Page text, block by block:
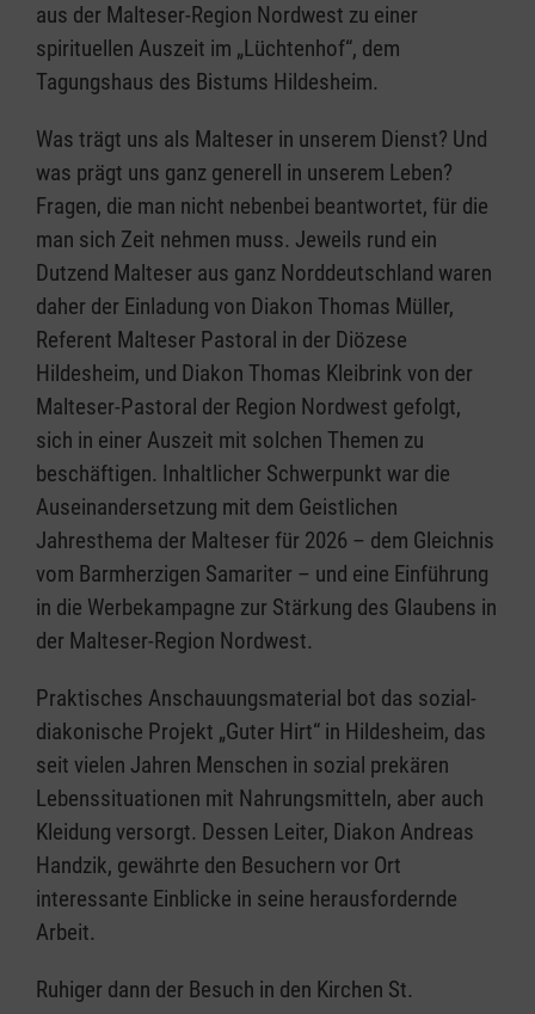
aus der Malteser-Region Nordwest zu einer
spirituellen Auszeit im „Lüchtenhof“, dem
Tagungshaus des Bistums Hildesheim.
Was trägt uns als Malteser in unserem Dienst? Und
was prägt uns ganz generell in unserem Leben?
Fragen, die man nicht nebenbei beantwortet, für die
man sich Zeit nehmen muss. Jeweils rund ein
Dutzend Malteser aus ganz Norddeutschland waren
daher der Einladung von Diakon Thomas Müller,
Referent Malteser Pastoral in der Diözese
Hildesheim, und Diakon Thomas Kleibrink von der
Malteser-Pastoral der Region Nordwest gefolgt,
sich in einer Auszeit mit solchen Themen zu
beschäftigen. Inhaltlicher Schwerpunkt war die
Auseinandersetzung mit dem Geistlichen
Jahresthema der Malteser für 2026 – dem Gleichnis
vom Barmherzigen Samariter – und eine Einführung
in die Werbekampagne zur Stärkung des Glaubens in
der Malteser-Region Nordwest.
Praktisches Anschauungsmaterial bot das sozial-
diakonische Projekt „Guter Hirt“ in Hildesheim, das
seit vielen Jahren Menschen in sozial prekären
Lebenssituationen mit Nahrungsmitteln, aber auch
Kleidung versorgt. Dessen Leiter, Diakon Andreas
Handzik, gewährte den Besuchern vor Ort
interessante Einblicke in seine herausfordernde
Arbeit.
Ruhiger dann der Besuch in den Kirchen St.